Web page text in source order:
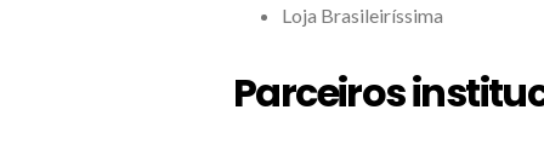
Loja Brasileiríssima
Parceiros